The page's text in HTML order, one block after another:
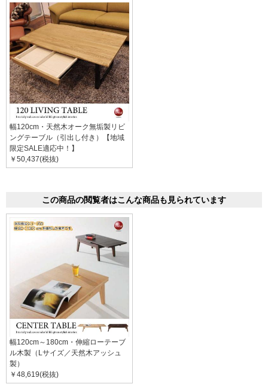
幅120cm・天然木オーク無垢製リビ
ングテーブル（引出し付き）【地域
限定SALE適応中！】
￥50,437(税抜)
この商品の閲覧者はこんな商品も見られています
幅120cm～180cm・伸縮ローテーブ
ル木製（Lサイズ／天然木アッシュ
製）
￥48,619(税抜)